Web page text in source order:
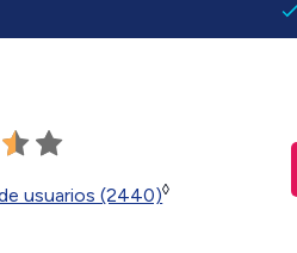
usuarios (2440)◊